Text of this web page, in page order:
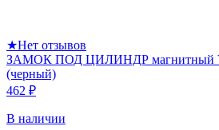
★Нет отзывов
ЗАМОК ПОД ЦИЛИНДР магнитный
(черный)
462 ₽
В наличии